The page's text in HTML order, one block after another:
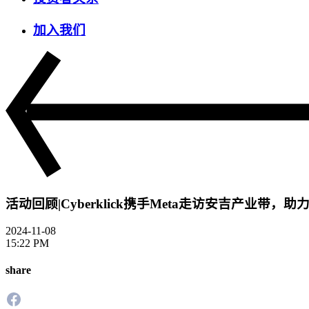
加入我们
活动回顾|Cyberklick携手Meta走访安吉产业带，助
2024-11-08
15:22 PM
share